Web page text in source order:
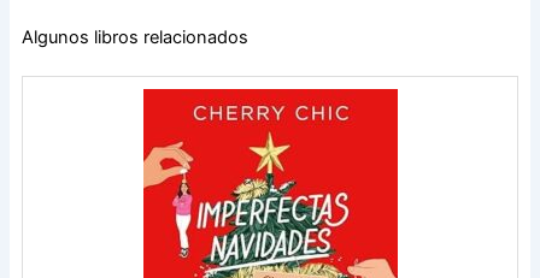
Algunos libros relacionados